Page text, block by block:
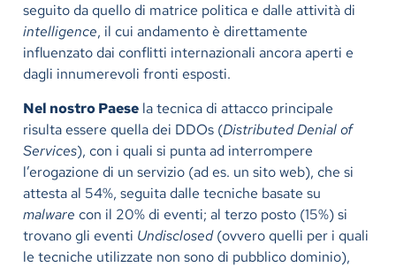
seguito da quello di matrice politica e dalle attività di
intelligence, il cui andamento è direttamente
influenzato dai conflitti internazionali ancora aperti e
dagli innumerevoli fronti esposti.
Nel nostro Paese la tecnica di attacco principale
risulta essere quella dei DDOs (DistributedDenial of
Services), con i quali si punta ad interrompere
l’erogazione di un servizio (ad es. un sito web), che si
attesta al 54%, seguita dalle tecniche basate su
malware con il 20% di eventi; al terzo posto (15%) si
trovano gli eventi Undisclosed(ovvero quelli per i quali
le tecniche utilizzate non sono di pubblico dominio),